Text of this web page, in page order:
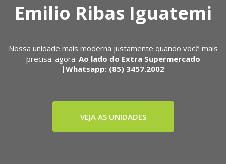
Emilio Ribas Iguatemi
Nossa unidade mais moderna justamente quando você mais
precisa: agora. Ao lado do Extra Supermercado
|Whatsapp: (85) 3457.2002
VEJA AS UNIDADES